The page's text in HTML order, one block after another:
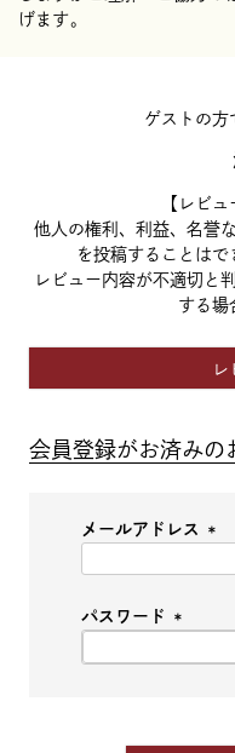
げます。
ゲストの方
【レビ
他人の権利、利益、名誉
を投稿することはで
レビュー内容が不適切と
する場
レ
会員登録がお済みの
メールアドレス
パスワード